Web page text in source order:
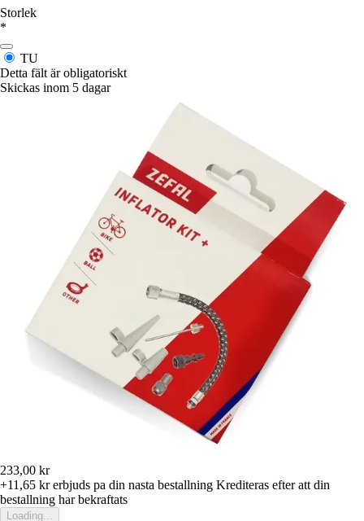
Storlek
*
TU
Detta fält är obligatoriskt
Skickas inom 5 dagar
233,00 kr
+11,65 krerbjuds pa din nasta bestallning Krediteras efter att din
bestallning har bekraftats
Loading...